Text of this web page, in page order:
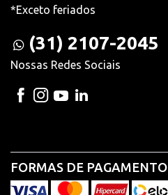
*Exceto feriados
(31) 2107-2045
Nossas Redes Sociais
FORMAS DE PAGAMENTO